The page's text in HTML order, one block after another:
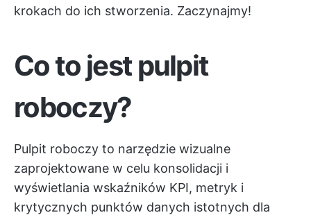
krokach do ich stworzenia. Zaczynajmy!
Co to jest pulpit
roboczy?
Pulpit roboczy to narzędzie wizualne
zaprojektowane w celu konsolidacji i
wyświetlania wskaźników KPI, metryk i
krytycznych punktów danych istotnych dla